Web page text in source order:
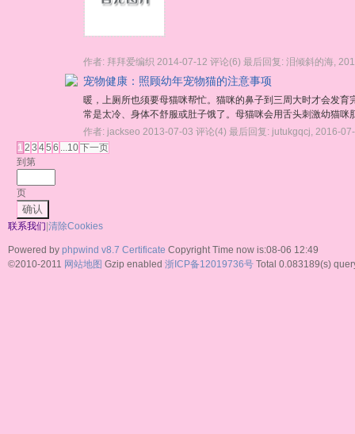
作者: 拜拜爱编织 2014-07-12 评论(6) 最后回复: 泪倾斜的海
宠物健康：照顾幼年宠物猫的注意事项
暖，上厕所也须要母猫咪帮忙。猫咪的鼻子到三周大时才会发
常是太冷、身体不舒服或肚子饿了。母猫咪会用舌头刺激幼
作者: jackseo 2013-07-03 评论(4) 最后回复: jutukgqcj 2016-
1 2 3 45 6 ...10下一页
到第
页
确认
联系我们|清除Cookies
Powered by phpwind v8.7 Certificate Copyright Time now is:08-06 12:49
©2010-2011 网站地图 Gzip enabled 浙ICP备12019736号 Total 0.083189(s)